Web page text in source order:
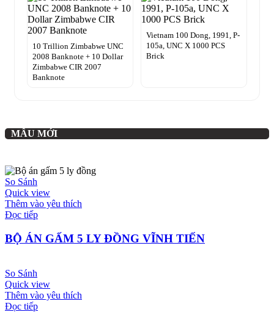
10 Trillion Zimbabwe UNC
2008 Banknote + 10 Dollar
Zimbabwe CIR 2007
Banknote
Vietnam 100 Dong, 1991, P-
105a, UNC X 1000 PCS
Brick
MẪU MỚI
So Sánh
Quick view
Thêm vào yêu thích
Đọc tiếp
BỘ ÁN GẤM 5 LY ĐỒNG VĨNH TIẾN
So Sánh
Quick view
Thêm vào yêu thích
Đọc tiếp